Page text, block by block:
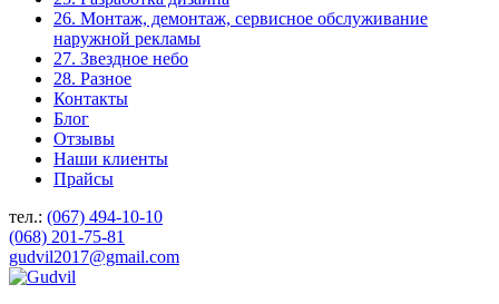
26. Монтаж, демонтаж, сервисное обслуживание
наружной рекламы
27. Звездное небо
28. Разное
Контакты
Блог
Отзывы
Наши клиенты
Прайсы
тел.: (067) 494-10-10
(068) 201-75-81
gudvil2017@gmail.com